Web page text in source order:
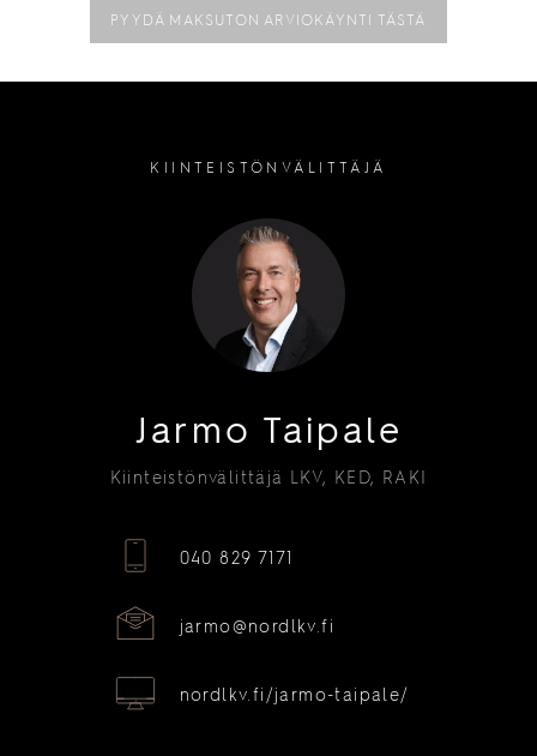
PYYDÄ MAKSUTON ARVIOKÄYNTI TÄSTÄ
KIINTEISTÖNVÄLITTÄJÄ
Jarmo Taipale
Kiinteistönvälittäjä LKV, KED, RAKI
040 829 7171
jarmo@nordlkv.fi
nordlkv.fi/jarmo-taipale/